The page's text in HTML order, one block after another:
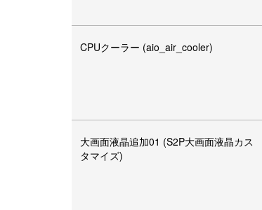
CPUクーラー (aio_air_cooler)
大画面液晶追加01 (S2P大画面液晶カス
タマイズ)